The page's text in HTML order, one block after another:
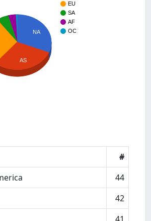
EU
SA
AF
OC
NA
AS
#
44
42